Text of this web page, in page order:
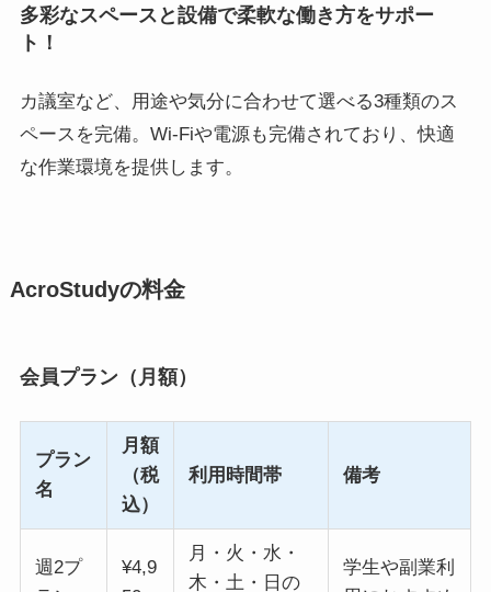
多彩なスペースと設備で柔軟な働き方をサポー
ト！
カ議室など、用途や気分に合わせて選べる3種類のス
ペースを完備。Wi-Fiや電源も完備されており、快適
な作業環境を提供します。
AcroStudyの料金
会員プラン（月額）
プラン
名
月額
（税
込）
利用時間帯 備考
週2プ
¥4,9
月・火・水・
木・土・日の
学生や副業利